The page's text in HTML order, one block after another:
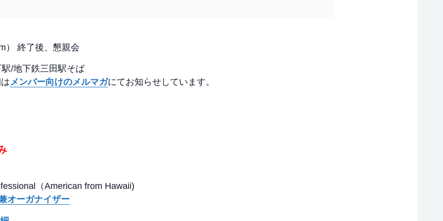
） 終了後、懇親会
/地下鉄三田駅そば
メンバー向けのメルマガにてお知らせしています。
（American from Hawaii)
オーガナイザー